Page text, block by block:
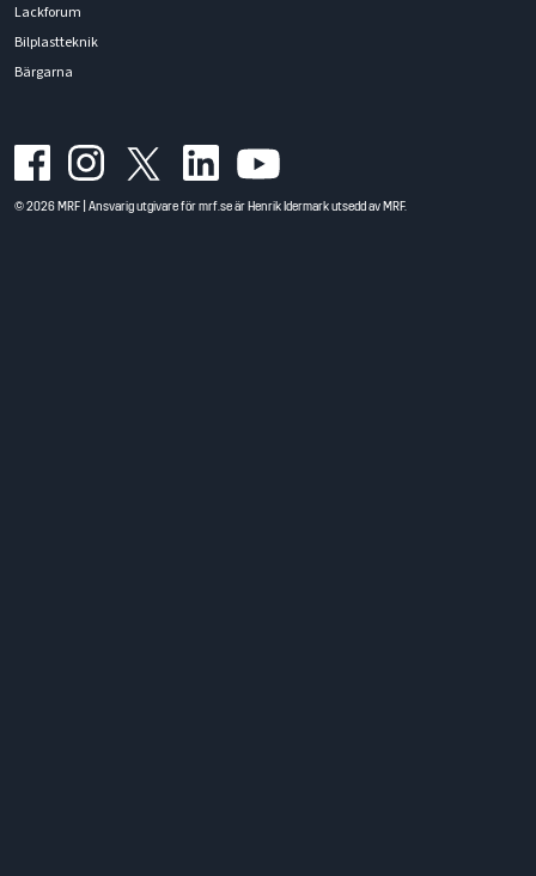
Lackforum
Bilplastteknik
Bärgarna
© 2026 MRF | Ansvarig utgivare för mrf.se är Henrik Idermark utsedd av MRF.